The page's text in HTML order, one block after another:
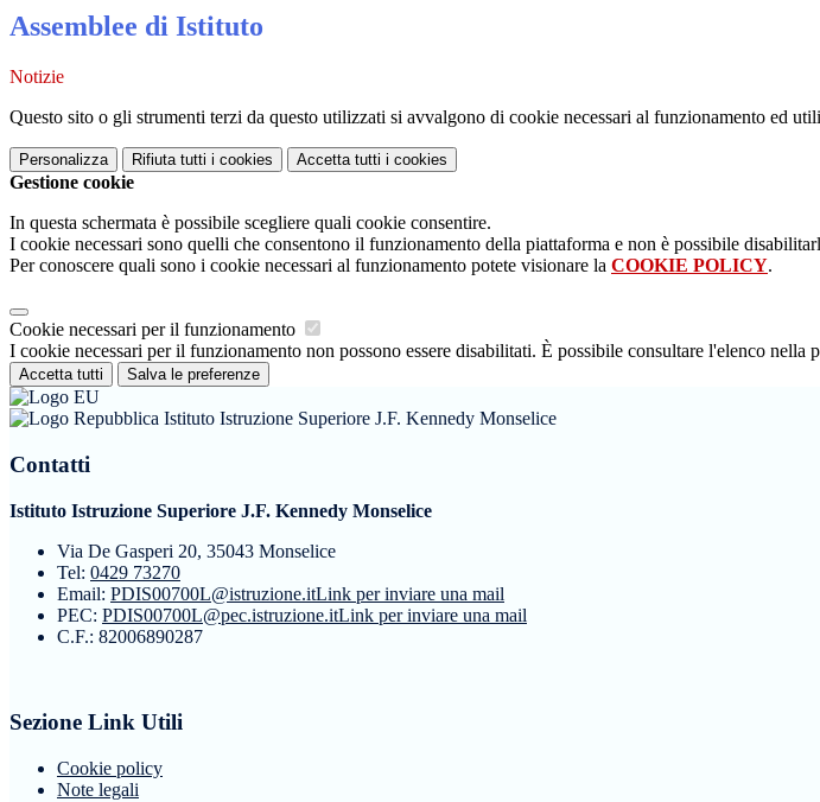
Assemblee di Istituto
Notizie
Questo sito o gli strumenti terzi da questo utilizzati si avvalgono di cookie necessari al funzionamento ed
Personalizza Rifiuta tutti i cookies Accetta tutti i cookies
Gestione cookie
In questa schermata è possibile scegliere quali cookie consentire.
I cookie necessari sono quelli che consentono il funzionamento della piattaforma e non è possibile
Per conoscere quali sono i cookie necessari al funzionamento potete visionare la COOKIE POLICY.
Cookie necessari per il funzionamento
I cookie necessari per il funzionamento non possono essere disabilitati. È possibile consultare l'elenco nella
Accetta tutti Salva le preferenze
Istituto Istruzione Superiore J.F. Kennedy Monselice
Contatti
Istituto Istruzione Superiore J.F. Kennedy Monselice
Via De Gasperi 20, 35043 Monselice
Tel: 0429 73270
Email: PDIS00700L@istruzione.itLink per inviare una mail
PEC: PDIS00700L@pec.istruzione.itLink per inviare una mail
C.F.: 82006890287
Sezione Link Utili
Cookie policy
Note legali